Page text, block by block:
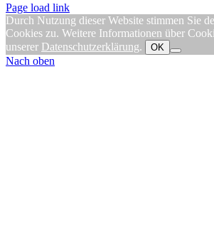
Page load link
Durch Nutzung dieser Website stimmen Sie
Cookies zu. Weitere Informationen über
unserer Datenschutzerklärung. OK
Nach oben